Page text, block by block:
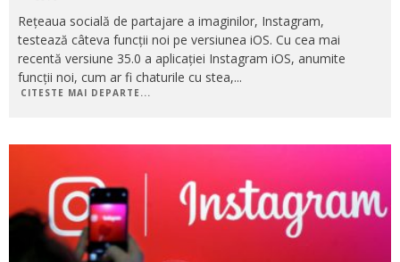
Rețeaua socială de partajare a imaginilor, Instagram,
testează câteva funcții noi pe versiunea iOS. Cu cea mai
recentă versiune 35.0 a aplicației Instagram iOS, anumite
funcții noi, cum ar fi chaturile cu stea,...
CITESTE MAI DEPARTE...